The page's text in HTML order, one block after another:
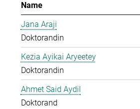
Name
Jana Araji
Doktorandin
Kezia Ayikai Aryeetey
Doktorandin
Ahmet Said Aydil
Doktorand